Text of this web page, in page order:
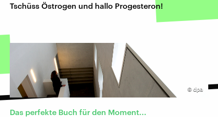
Tschüss Östrogen und hallo Progesteron!
© dpa
Das perfekte Buch für den Moment...